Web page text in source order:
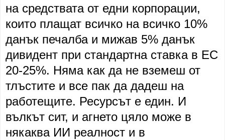
на средствата от едни корпорации,
които плащат всичко на всичко 10%
данък печалба и мижав 5% данък
дивидент при стандартна ставка в ЕС
20-25%. Няма как да не вземеш от
тлъстите и все пак да дадеш на
работещите. Ресурсът е един. И
вълкът сит, и агнето цяло може в
някаква ИИ реалност и в